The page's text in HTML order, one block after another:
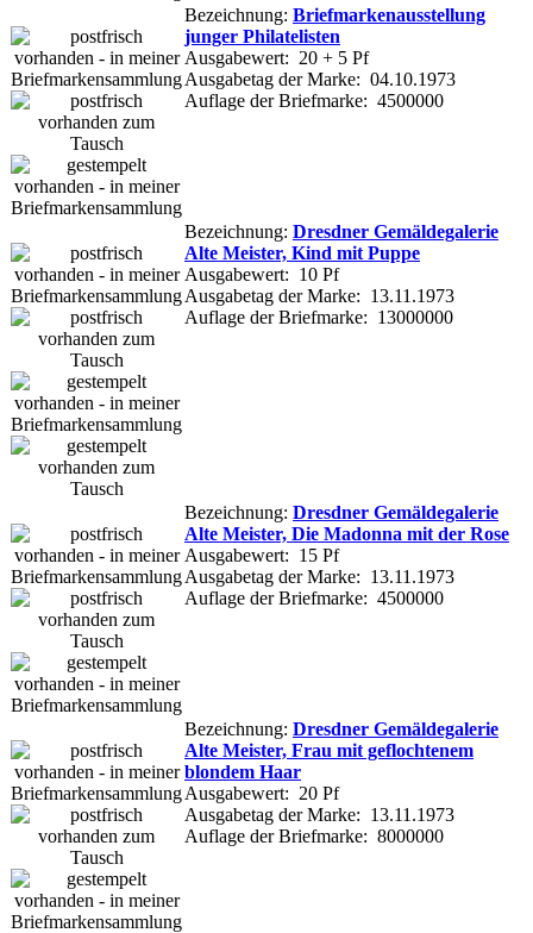
Bezeichnung: Briefmarkenausstellung
junger Philatelisten
Ausgabewert: 20 + 5 Pf
Ausgabetag der Marke: 04.10.1973
Auflage der Briefmarke: 4500000
Bezeichnung: Dresdner Gemäldegalerie
Alte Meister, Kind mit Puppe
Ausgabewert: 10 Pf
Ausgabetag der Marke: 13.11.1973
Auflage der Briefmarke: 13000000
Bezeichnung: Dresdner Gemäldegalerie
Alte Meister, Die Madonna mit der Rose
Ausgabewert: 15 Pf
Ausgabetag der Marke: 13.11.1973
Auflage der Briefmarke: 4500000
Bezeichnung: Dresdner Gemäldegalerie
Alte Meister, Frau mit geflochtenem
blondem Haar
Ausgabewert: 20 Pf
Ausgabetag der Marke: 13.11.1973
Auflage der Briefmarke: 8000000